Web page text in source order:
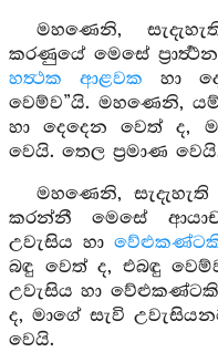
මහණෙනි,
කරණුයේ මෙසේ
හත්‍ථක ආළවක හා
වෙම්ව”යි. මහණෙනි,
හා දෙදෙන වෙත් ද,
වෙයි. තෙල ප්‍රමාණ
මහණෙනි,
කරන්නී මෙසේ
උවැසිය හා
බඳු වෙත් ද, එබඳු
උවැසිය හා
ද, මාගේ සැවි
වෙයි.